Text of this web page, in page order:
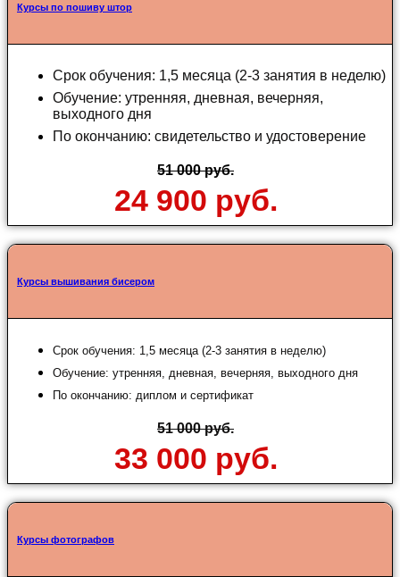
Курсы по пошиву штор
Срок обучения: 1,5 месяца (2-3 занятия в неделю)
Обучение: утренняя, дневная, вечерняя,
выходного дня
По окончанию: свидетельство и удостоверение
51 000 руб.
24 900 руб.
Курсы вышивания бисером
Срок обучения: 1,5 месяца (2-3 занятия в неделю)
Обучение: утренняя, дневная, вечерняя, выходного дня
По окончанию: диплом и сертификат
51 000 руб.
33 000 руб.
Курсы фотографов